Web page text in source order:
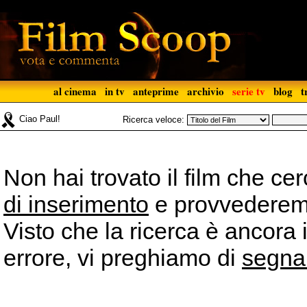
al cinema in tv anteprime archivio serie tv blog
Ciao Paul! Ricerca veloce:
Non hai trovato il film che
di inserimento e
Visto che la ricerca è
errore, vi preghiamo di